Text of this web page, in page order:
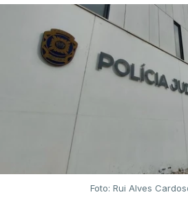
Foto: Rui Alves